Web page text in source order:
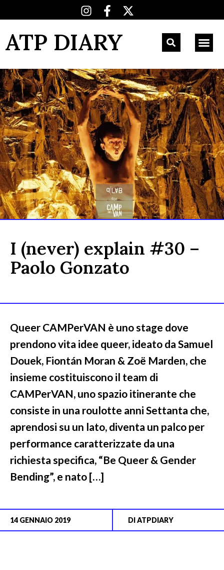
ATP DIARY
I (never) explain #30 –
Paolo Gonzato
Queer CAMPerVAN è uno stage dove
prendono vita idee queer, ideato da Samuel
Douek, Fiontán Moran & Zoë Marden, che
insieme costituiscono il team di
CAMPerVAN, uno spazio itinerante che
consiste in una roulotte anni Settanta che,
aprendosi su un lato, diventa un palco per
performance caratterizzate da una
richiesta specifica, “Be Queer & Gender
Bending”, e nato […]
14 GENNAIO 2019 DIATPDIARY